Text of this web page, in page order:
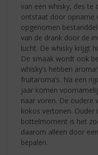
van een whisky, des te
ontstaat door opname
opgenomen
van de drank door de
lucht. De whisky krijgt
De smaak wordt ook
whisky’s hebben
fruitaroma’s. Na een
jaar komen
naar voren. De oudere
kokos vertonen. Ouder
bottelmoment is het
daarom alleen door
bepalen.